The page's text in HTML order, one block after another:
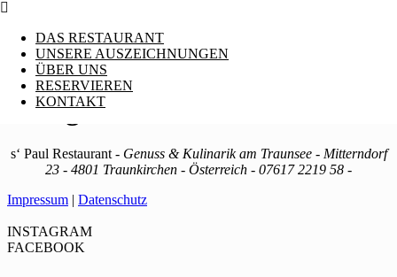
DAS RESTAURANT
UNSERE AUSZEICHNUNGEN
ÜBER UNS
RESERVIEREN
KONTAKT
Kategorie:
s‘ Paul Restaurant - Genuss & Kulinarik am Traunsee - Mitterndorf
23 - 4801 Traunkirchen - Österreich - 07617 2219 58 -
Impressum | Datenschutz
INSTAGRAM
FACEBOOK